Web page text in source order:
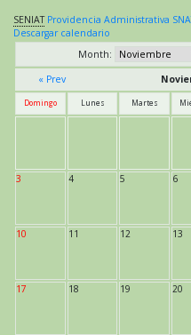
SENIAT Providencia Administrativa
Descargar calendario
Month:
« Prev
Domingo Lunes Martes
3 4 5 6
10 11 12 13
17 18 19 20